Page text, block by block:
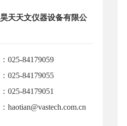
天天文仪器设备有限公
025-84179059
025-84179055
025-84179051
haotian@vastech.com.cn